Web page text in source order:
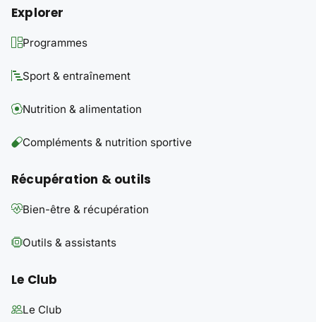
Explorer
Programmes
Sport & entraînement
Nutrition & alimentation
Compléments & nutrition sportive
Récupération & outils
Bien-être & récupération
Outils & assistants
Le Club
Le Club